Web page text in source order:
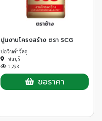
ปูนงานโครงสร้าง ตรา SCG
บ่อวินค้าวัสดุ
ชลบุรี
1,293
ขอราคา